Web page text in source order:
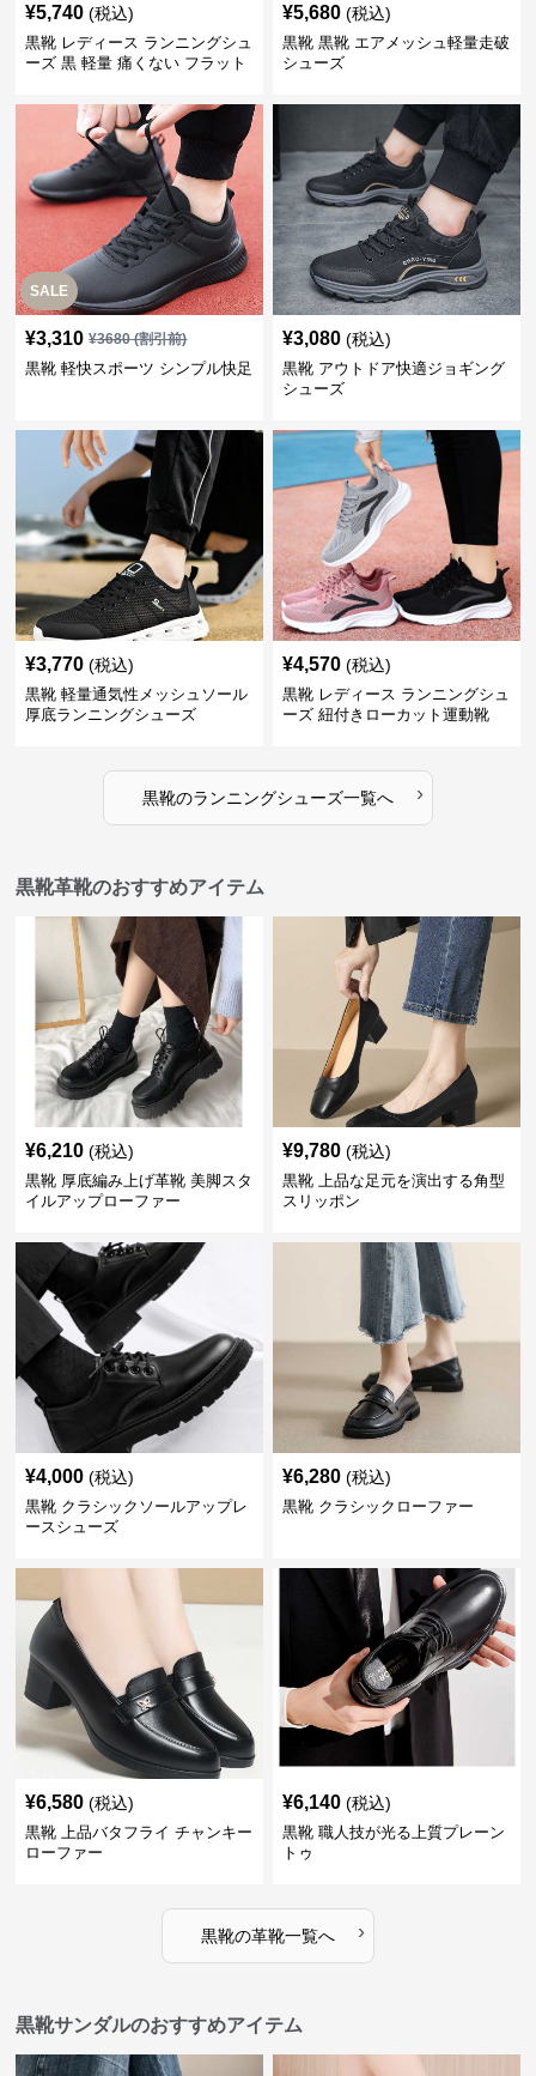
¥5,740 (税込)
黒靴 レディース ランニングシュ
ーズ 黒 軽量 痛くない フラット
¥5,680 (税込)
黒靴 黒靴 エアメッシュ軽量走破
シューズ
SALE
¥3,310 ¥3680(割引前)
黒靴 軽快スポーツ シンプル快足
¥3,080 (税込)
黒靴 アウトドア快適ジョギング
シューズ
¥3,770 (税込)
黒靴 軽量通気性メッシュソール
厚底ランニングシューズ
¥4,570 (税込)
黒靴 レディース ランニングシュ
ーズ 紐付きローカット運動靴
黒靴のランニングシューズ一覧へ ›
黒靴革靴のおすすめアイテム
¥6,210 (税込)
黒靴 厚底編み上げ革靴 美脚スタ
イルアップローファー
¥9,780 (税込)
黒靴 上品な足元を演出する角型
スリッポン
¥4,000 (税込)
黒靴 クラシックソールアップレ
ースシューズ
¥6,280 (税込)
黒靴 クラシックローファー
¥6,580 (税込)
黒靴 上品バタフライ チャンキー
ローファー
¥6,140 (税込)
黒靴 職人技が光る上質プレーン
トゥ
黒靴の革靴一覧へ ›
黒靴サンダルのおすすめアイテム